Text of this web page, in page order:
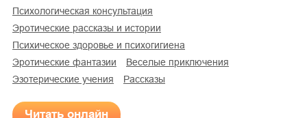
психологическая консультация
эротические рассказы и истории
психическое здоровье и психогигиена
эротические фантазии
веселые приключения
эзотерические учения
рассказы
Читать онлайн